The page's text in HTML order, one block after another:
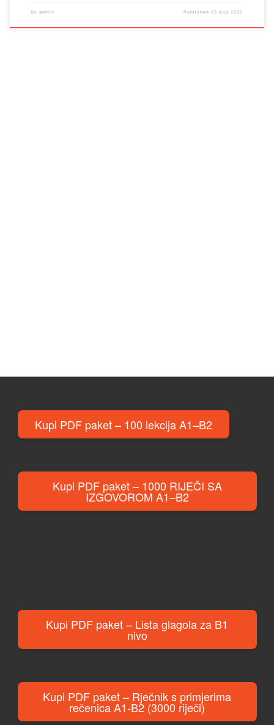
by admin Published 15 Aug 2020
Kupi PDF paket – 100 lekcija A1–B2
Kupi PDF paket – 1000 RIJEČI SA
IZGOVOROM A1–B2
Kupi PDF paket – Lista glagola za B1
nivo
Kupi PDF paket – Rječnik s primjerima
rečenica A1-B2 (3000 riječi)